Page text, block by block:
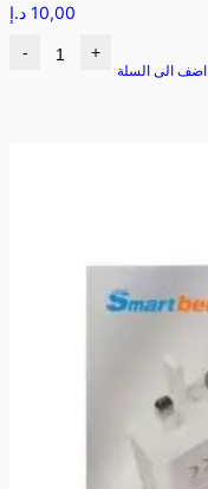
10,00 د.إ
- +
اضف الى السلة